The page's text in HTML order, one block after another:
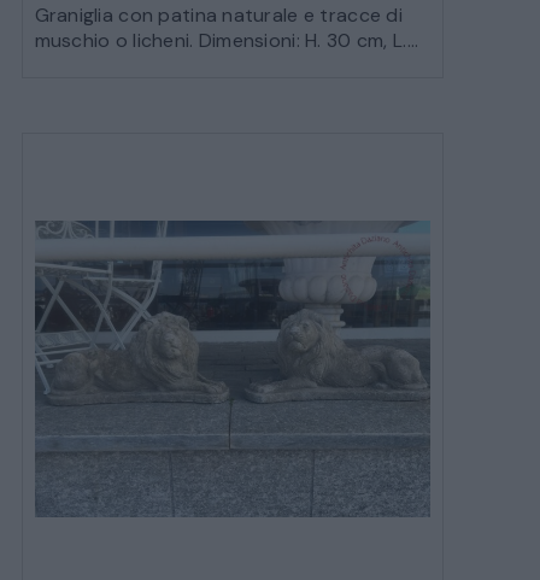
Graniglia con patina naturale e tracce di
muschio o licheni. Dimensioni: H. 30 cm, L....